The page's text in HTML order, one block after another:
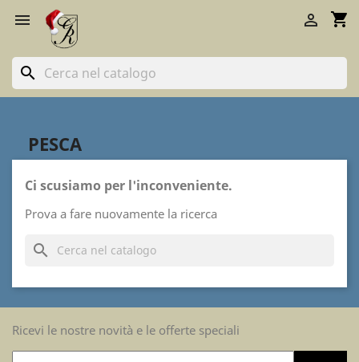
 shopping_cart

search
PESCA
Ci scusiamo per l'inconveniente.
Prova a fare nuovamente la ricerca
search
Ricevi le nostre novità e le offerte speciali